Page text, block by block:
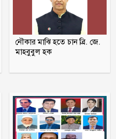
কর্মীর স্ত্রীর সঙ্গে সম্পর্ক, দল থেকে
জামায়াত নেতা
সাবেক শিক্ষামন্ত্রী নওফেলের
জোট, কমান্ডার নিয়োগ দিল সৌদি
নৌকার মাঝি হতে চান ব্রি. জে.
মাহবুবুল হক